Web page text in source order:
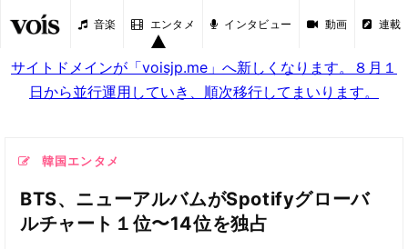
音楽 エンタメ インタビュー 動画 連載
サイトドメインが「voisjp.me」へ新しくなります。８月１
日から並行運用していき、順次移行してまいります。
韓国エンタメ
BTS、ニューアルバムがSpotifyグローバ
ルチャート１位〜14位を独占